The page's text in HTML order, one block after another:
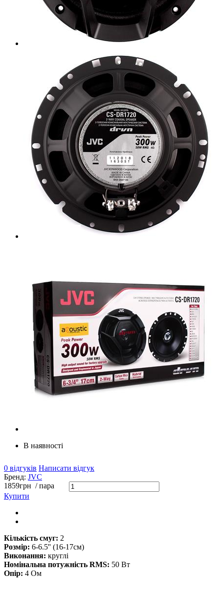
В наявності
0 відгуків Написати відгук
Бренд: JVC
1859грн / пара
Купити
Кількість смуг: 2
Розмір: 6-6.5'' (16-17см)
Виконання: круглі
Номінальна потужність RMS: 50 Вт
Опір: 4 Ом